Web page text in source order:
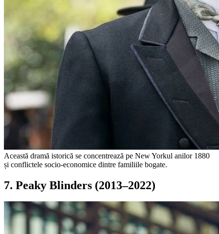
Această dramă istorică se concentrează pe New Yorkul anilor 1880
și conflictele socio-economice dintre familiile bogate.
7. Peaky Blinders (2013–2022)